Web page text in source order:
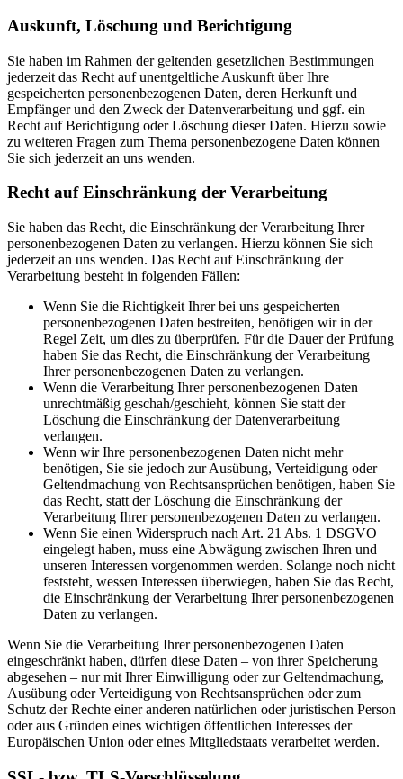
Auskunft, Löschung und Berichtigung
Sie haben im Rahmen der geltenden gesetzlichen Bestimmungen
jederzeit das Recht auf unentgeltliche Auskunft über Ihre
gespeicherten personenbezogenen Daten, deren Herkunft und
Empfänger und den Zweck der Datenverarbeitung und ggf. ein
Recht auf Berichtigung oder Löschung dieser Daten. Hierzu sowie
zu weiteren Fragen zum Thema personenbezogene Daten können
Sie sich jederzeit an uns wenden.
Recht auf Einschränkung der Verarbeitung
Sie haben das Recht, die Einschränkung der Verarbeitung Ihrer
personenbezogenen Daten zu verlangen. Hierzu können Sie sich
jederzeit an uns wenden. Das Recht auf Einschränkung der
Verarbeitung besteht in folgenden Fällen:
Wenn Sie die Richtigkeit Ihrer bei uns gespeicherten
personenbezogenen Daten bestreiten, benötigen wir in der
Regel Zeit, um dies zu überprüfen. Für die Dauer der Prüfung
haben Sie das Recht, die Einschränkung der Verarbeitung
Ihrer personenbezogenen Daten zu verlangen.
Wenn die Verarbeitung Ihrer personenbezogenen Daten
unrechtmäßig geschah/geschieht, können Sie statt der
Löschung die Einschränkung der Datenverarbeitung
verlangen.
Wenn wir Ihre personenbezogenen Daten nicht mehr
benötigen, Sie sie jedoch zur Ausübung, Verteidigung oder
Geltendmachung von Rechtsansprüchen benötigen, haben Sie
das Recht, statt der Löschung die Einschränkung der
Verarbeitung Ihrer personenbezogenen Daten zu verlangen.
Wenn Sie einen Widerspruch nach Art. 21 Abs. 1 DSGVO
eingelegt haben, muss eine Abwägung zwischen Ihren und
unseren Interessen vorgenommen werden. Solange noch nicht
feststeht, wessen Interessen überwiegen, haben Sie das Recht,
die Einschränkung der Verarbeitung Ihrer personenbezogenen
Daten zu verlangen.
Wenn Sie die Verarbeitung Ihrer personenbezogenen Daten
eingeschränkt haben, dürfen diese Daten – von ihrer Speicherung
abgesehen – nur mit Ihrer Einwilligung oder zur Geltendmachung,
Ausübung oder Verteidigung von Rechtsansprüchen oder zum
Schutz der Rechte einer anderen natürlichen oder juristischen Person
oder aus Gründen eines wichtigen öffentlichen Interesses der
Europäischen Union oder eines Mitgliedstaats verarbeitet werden.